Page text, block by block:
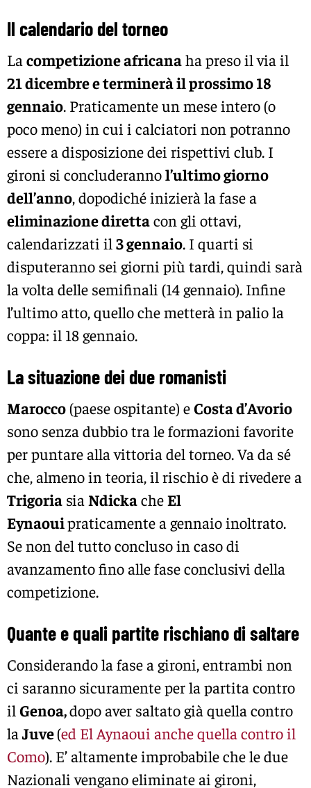
Il calendario del torneo
La competizione africanaha preso il via il
21 dicembre e terminerà il prossimo 18
gennaio. Praticamente un mese intero (o
poco meno) in cui i calciatori non potranno
essere a disposizione dei rispettivi club. I
gironi si concluderannol’ultimo giorno
dell’anno, dopodiché inizierà la fase a
eliminazione direttacon gli ottavi,
calendarizzati il 3 gennaio. I quarti si
disputeranno sei giorni più tardi, quindi sarà
la volta delle semifinali (14 gennaio). Infine
l’ultimo atto, quello che metterà in palio la
coppa: il 18 gennaio.
La situazione dei due romanisti
Marocco(paese ospitante) eCosta d’Avorio
sono senza dubbio tra le formazioni favorite
per puntare alla vittoria del torneo. Va da sé
che, almeno in teoria, il rischio è di rivedere a
Trigoria sia NdickacheEl
Eynaouipraticamente a gennaio inoltrato.
Se non del tutto concluso in caso di
avanzamento fino alle fase conclusivi della
competizione.
Quante e quali partite rischiano di saltare
Considerando la fase a gironi, entrambi non
ci saranno sicuramente per la partita contro
il Genoa,dopo aver saltato già quella contro
la Juve(ed El Aynaoui anche quella contro il
Como). E’ altamente improbabile che le due
Nazionali vengano eliminate ai gironi,